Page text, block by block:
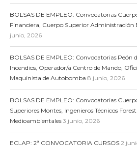
BOLSAS DE EMPLEO: Convocatorias
Financiera, Cuerpo Superior Administración
junio, 2026
BOLSAS DE EMPLEO: Convocatorias Peón
Incendios, Operador/a Centro de Mando,
Maquinista de Autobomba 8 junio, 2026
BOLSAS DE EMPLEO: Convocatorias
Superiores Montes, Ingenieros Técnicos
Medioambientales 3 junio, 2026
ECLAP: 2ª CONVOCATORIA CURSOS 2